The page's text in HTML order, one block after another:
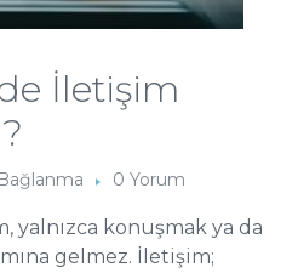
İletişim
0 Yorum
yalnızca konuşmak ya da
gelmez. İletişim;